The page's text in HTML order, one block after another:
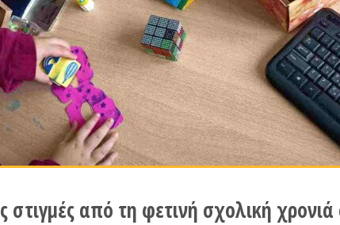
στιγμές από τη φετινή σχολική